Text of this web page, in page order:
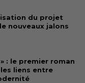
du projet
nouveaux jalons
: le premier roman
liens entre